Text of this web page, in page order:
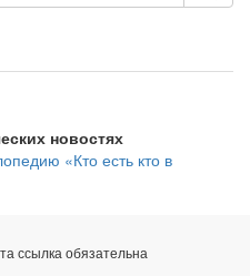
новостях
«Кто есть кто в
ссылка обязательна